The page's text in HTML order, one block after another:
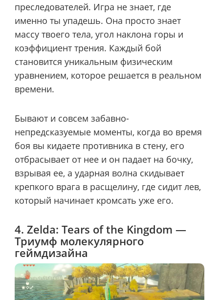
преследователей. Игра не знает, где
именно ты упадешь. Она просто знает
массу твоего тела, угол наклона горы и
коэффициент трения. Каждый бой
становится уникальным физическим
уравнением, которое решается в реальном
времени.
Бывают и совсем забавно-
непредсказуемые моменты, когда во время
боя вы кидаете противника в стену, его
отбрасывает от нее и он падает на бочку,
взрывая ее, а ударная волна скидывает
крепкого врага в расщелину, где сидит лев,
который начинает кромсать уже его.
4. Zelda: Tears of the Kingdom —
Триумф молекулярного
геймдизайна